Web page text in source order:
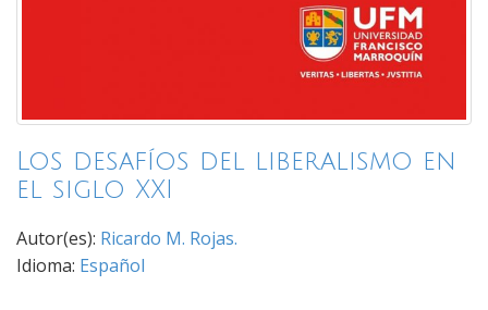
Los desafíos del liberalismo en
el siglo XXI
Autor(es): Ricardo M. Rojas.
Idioma: Español